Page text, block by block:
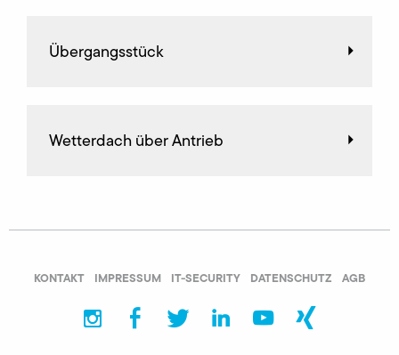
Übergangsstück
Wetterdach über Antrieb
KONTAKT IMPRESSUM IT-SECURITY DATENSCHUTZ AGB